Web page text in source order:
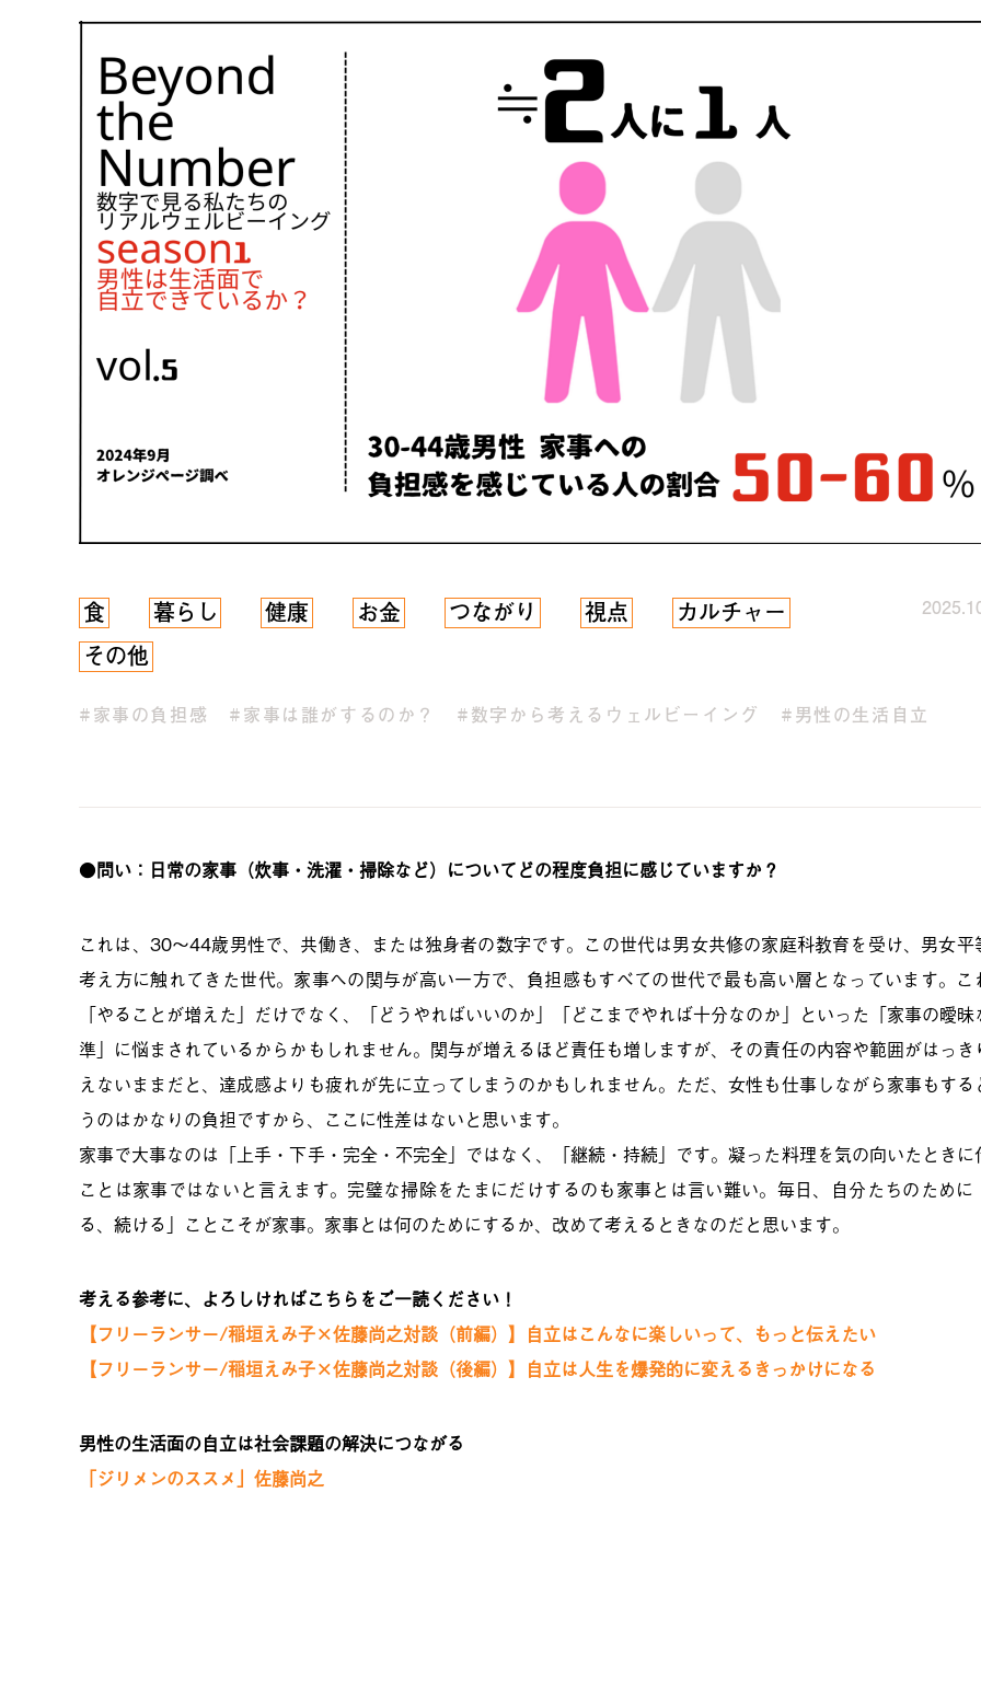
食 暮らし 健康 お金 つながり 視点
カルチャー
その他
#家事の負担感 #家事は誰がするのか？ #数字から考えるウェルビーイング #男性の生活自立
●問い：日常の家事（炊事・洗濯・掃除など）についてどの程度負担に感じていますか？
これは、30～44歳男性で、共働き、または独身者の数字です。この世代は男女共修の家庭科教育を受け、男女平
考え方に触れてきた世代。家事への関与が高い一方で、負担感もすべての世代で最も高い層となっています。こ
「やることが増えた」だけでなく、「どうやればいいのか」「どこまでやれば十分なのか」といった「家事の曖昧
準」に悩まされているからかもしれません。関与が増えるほど責任も増しますが、その責任の内容や範囲がはっき
えないままだと、達成感よりも疲れが先に立ってしまうのかもしれません。ただ、女性も仕事しながら家事もする
うのはかなりの負担ですから、ここに性差はないと思います。
家事で大事なのは「上手・下手・完全・不完全」ではなく、「継続・持続」です。凝った料理を気の向いたときに
ことは家事ではないと言えます。完璧な掃除をたまにだけするのも家事とは言い難い。毎日、自分たちのために
る、続ける」ことこそが家事。家事とは何のためにするか、改めて考えるときなのだと思います。
考える参考に、よろしければこちらをご一読ください！
【フリーランサー/稲垣えみ子×佐藤尚之対談（前編）】自立はこんなに楽しいって、もっと伝えたい
【フリーランサー/稲垣えみ子×佐藤尚之対談（後編）】自立は人生を爆発的に変えるきっかけになる
男性の生活面の自立は社会課題の解決につながる
「ジリメンのススメ」佐藤尚之